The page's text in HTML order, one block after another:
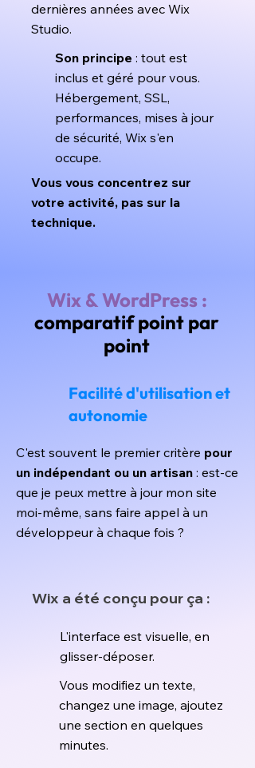
dernières années avec Wix
Studio.
Son principe : tout est
inclus et géré pour vous.
Hébergement, SSL,
performances, mises à jour
de sécurité, Wix s'en
occupe.
Vous vous concentrez sur
votre activité, pas sur la
technique.
Wix & WordPress :
comparatif point par
point
Facilité d'utilisation et
autonomie
C'est souvent le premier critère pour
un indépendant ou un artisan : est-ce
que je peux mettre à jour mon site
moi-même, sans faire appel à un
développeur à chaque fois ?
Wix a été conçu pour ça :
L'interface est visuelle, en
glisser-déposer.
Vous modifiez un texte,
changez une image, ajoutez
une section en quelques
minutes.